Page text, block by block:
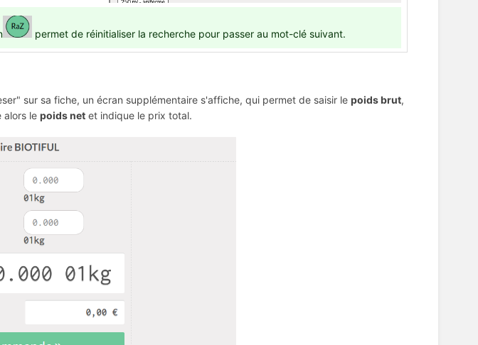
permet de réinitialiser la recherche pour passer au mot-clé suivant.
sur sa fiche, un écran supplémentaire s'affiche, qui permet de saisir le poids brut,
alors le poids net et indique le prix total.